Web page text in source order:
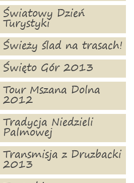
Światowy Dzień
Turystyki
Świeży ślad na trasach!
Święto Gór 2013
Tour Mszana Dolna
2012
Tradycja Niedzieli
Palmowej
Transmisja z Druzbacki
2013